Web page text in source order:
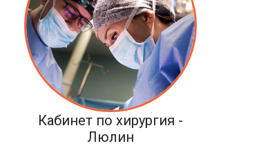
Кабинет по хирургия -
Люлин